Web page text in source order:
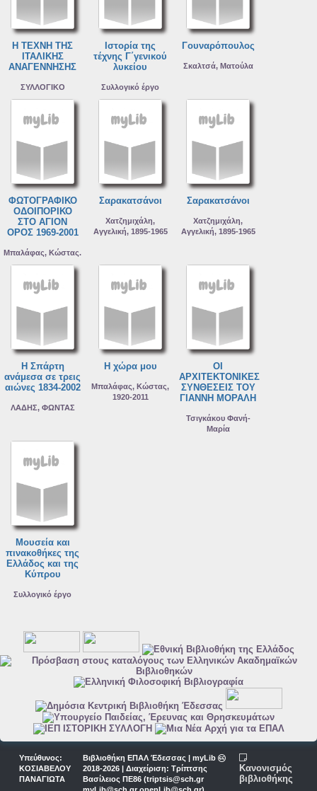
Η ΤΕΧΝΗ ΤΗΣ
ΙΤΑΛΙΚΗΣ
ΑΝΑΓΕΝΝΗΣΗΣ
ΣΥΛΛΟΓΙΚΟ
Ιστορία της
τέχνης Γ΄γενικού
λυκείου
Συλλογικό έργο
Γουναρόπουλος
Σκαλτσά, Ματούλα
ΦΩΤΟΓΡΑΦΙΚΟ
ΟΔΟΙΠΟΡΙΚΟ
ΣΤΟ ΑΓΙΟΝ
ΟΡΟΣ 1969-2001
Μπαλάφας, Κώστας.
Σαρακατσάνοι
Χατζημιχάλη,
Αγγελική, 1895-1965
Σαρακατσάνοι
Χατζημιχάλη,
Αγγελική, 1895-1965
Η Σπάρτη
ανάμεσα σε τρεις
αιώνες 1834-2002
ΛΑΔΗΣ, ΦΩΝΤΑΣ
Η χώρα μου
Μπαλάφας, Κώστας,
1920-2011
ΟΙ
ΑΡΧΙΤΕΚΤΟΝΙΚΕΣ
ΣΥΝΘΕΣΕΙΣ ΤΟΥ
ΓΙΑΝΝΗ ΜΟΡΑΛΗ
Τσιγκάκου Φανή-
Μαρία
Μουσεία και
πινακοθήκες της
Ελλάδος και της
Κύπρου
Συλλογικό έργο
Υπεύθυνος:
ΚΟΣΙΑΒΕΛΟΥ
ΠΑΝΑΓΙΩΤΑ
Βιβλιοθήκη ΕΠΑΛ Έδεσσας | myLib
2018-2026 | Διαχείριση: Τρίπτσης
Βασίλειος ΠΕ86 (triptsis@sch.gr
Κανονισμός
βιβλιοθήκης